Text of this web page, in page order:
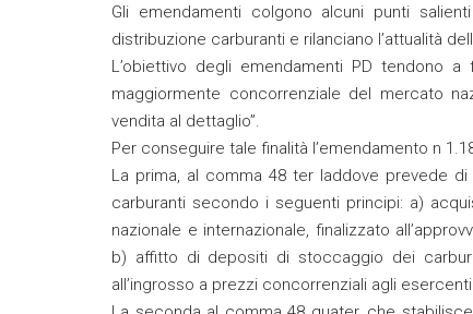
Gli emendamenti colgono alcuni punti
distribuzione carburanti e rilanciano l’attualità
L’obiettivo degli emendamenti PD tendono
maggiormente concorrenziale del mercato
vendita al dettaglio”.
Per conseguire tale finalità l’emendamento n
La prima, al comma 48 ter laddove prevede
carburanti secondo i seguenti principi: a)
nazionale e internazionale, finalizzato
b) affitto di depositi di stoccaggio dei
all’ingrosso a prezzi concorrenziali agli